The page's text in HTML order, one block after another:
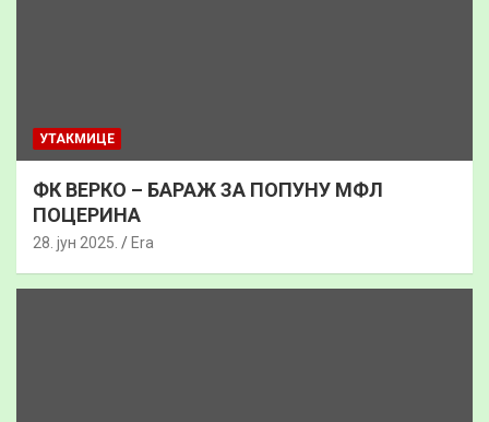
УТАКМИЦЕ
ФК ВЕРКО – БАРАЖ ЗА ПОПУНУ МФЛ
ПОЦЕРИНА
28. јун 2025. Era